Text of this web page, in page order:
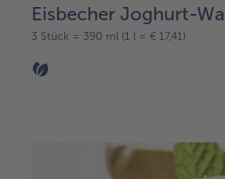
Eisbecher Joghurt-
3 Stück = 390 ml (1 l = € 17,41)